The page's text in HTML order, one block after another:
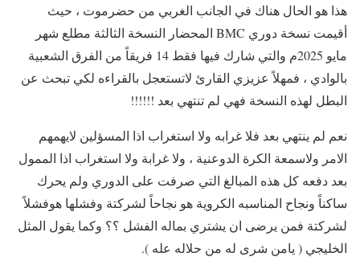
هذا هو الحال هناك في الجانب الغربي من حضرموت ، حيث
أقيمت نسخة دوري BMC المحضار النسخة الثالثة مطلع شهر
مايو 2025م والتي شارك فيها فقط 14 فريقاً من الفرق الشعبية
بالوادي ، فمهلاً عزيزي القارئ لاتستعجل بالقراءه لكي تبحث عن
البطل لهذه النسخة فهي لم تنتهي بعد !!!!!!
نعم لم ينتهي بعد فلا غرابه ولا استغراب اذا المسؤلين لايهمهم
الامر ولاسمعة الكرة الدوعنية ، ولا غرابة ولا استغراب اذا الممول
بعد دفعه كل هذه المبالغ التي صرفت على الدوري ولم يحرك
ساكناً ونجاح المناسبه الكروية هو نجاحاً لشركتة وفشلها هوفشلاً
لشركتة فمن يرضى ان يشتري بماله الفشل ؟؟ وكما يقول المثل
الخليجي ( يامن شرى له من حلاله عله ).